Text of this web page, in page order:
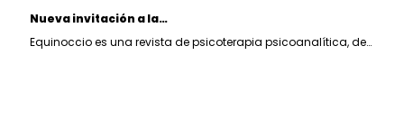
Nueva invitación a la…
Equinoccio es una revista de psicoterapia psicoanalítica, de…